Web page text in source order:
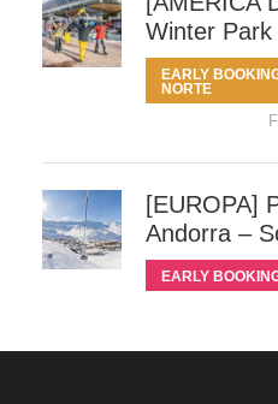
Winter Park
EARLY
NORTE
[EUROPA]
Andorra –
EARLY